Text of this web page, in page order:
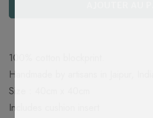
100% cotton blockprint.
Handmade by artisans in Jaipur, India.
Size : 40cm x 40cm
Includes cushion insert